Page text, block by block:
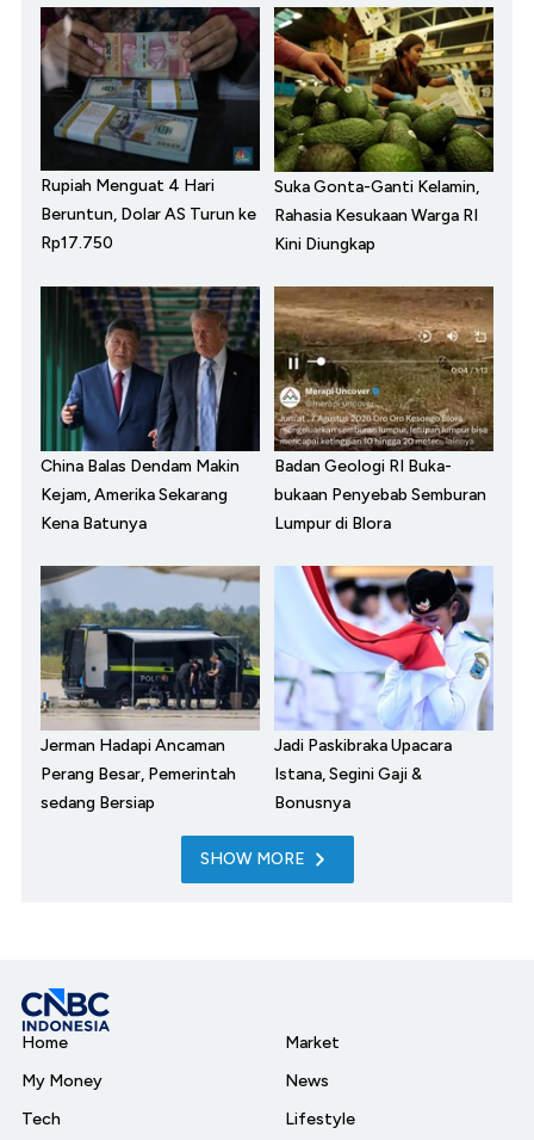
Rupiah Menguat 4 Hari
Beruntun, Dolar AS Turun ke
Rp17.750
Suka Gonta-Ganti Kelamin,
Rahasia Kesukaan Warga RI
Kini Diungkap
China Balas Dendam Makin
Kejam, Amerika Sekarang
Kena Batunya
Badan Geologi RI Buka-
bukaan Penyebab Semburan
Lumpur di Blora
Jerman Hadapi Ancaman
Perang Besar, Pemerintah
sedang Bersiap
Jadi Paskibraka Upacara
Istana, Segini Gaji &
Bonusnya
SHOW MORE
Home
My Money
Tech
Market
News
Lifestyle